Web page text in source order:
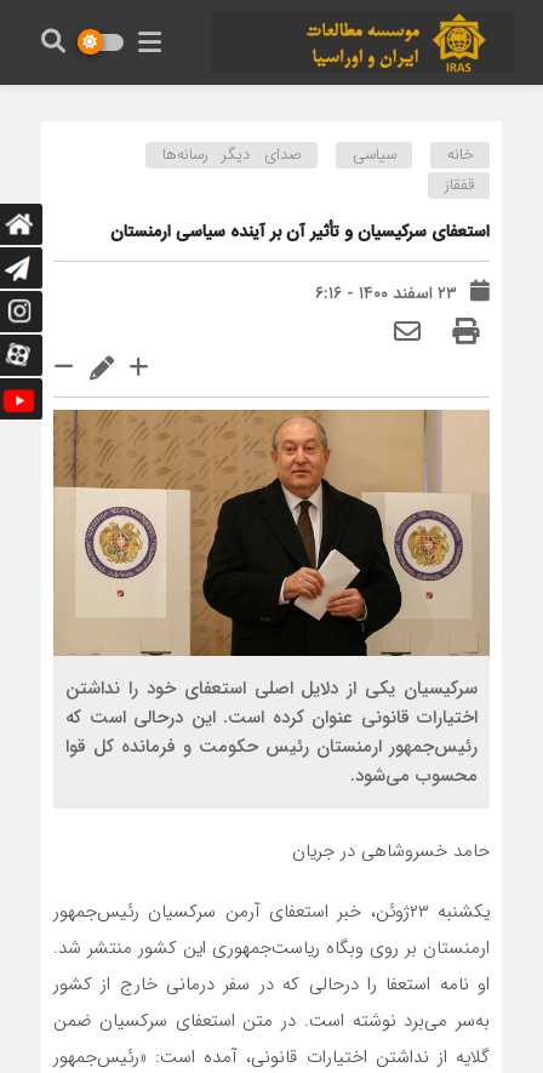
خانه سیاسی
صدای دیگر رسانه‌ها
قفقاز
استعفای سرکیسیان و تأثیر آن بر آینده سیاسی ارمنستان
۲۳ اسفند ۱۴۰۰ - ۶:۱۶
سرکیسیان یکی از دلایل اصلی استعفای خود را نداشتن
اختیارات قانونی عنوان کرده است. این درحالی است که
رئیس‌جمهور ارمنستان رئیس حکومت و فرمانده کل قوا
محسوب می‌شود.
حامد خسروشاهی در جریان
یکشنبه ۲۳ژوئن، خبر استعفای آرمن سرکسیان رئیس‌جمهور
ارمنستان بر روی وبگاه ریاست‌جمهوری این کشور منتشر شد.
او نامه استعفا را درحالی که در سفر درمانی خارج از کشور
به‌سر می‌برد نوشته است. در متن استعفای سرکسیان ضمن
گلایه از نداشتن اختیارات قانونی، آمده است: «رئیس‌جمهور